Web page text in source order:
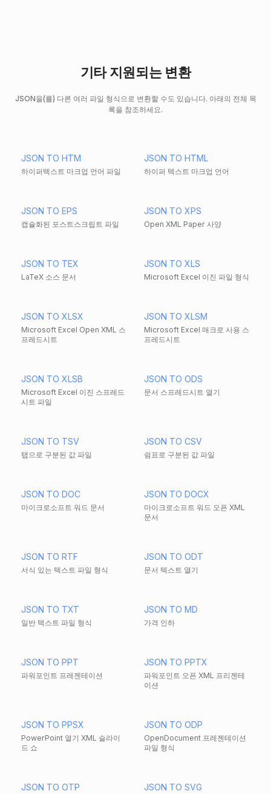
기타 지원되는 변환
JSON을(를) 다른 여러 파일 형식으로 변환할 수도 있습니다. 아래의 전체 목
록을 참조하세요.
JSON TO HTM
하이퍼텍스트 마크업 언어 파일
JSON TO HTML
하이퍼 텍스트 마크업 언어
JSON TO EPS
캡슐화된 포스트스크립트 파일
JSON TO XPS
Open XML Paper 사양
JSON TO TEX
LaTeX 소스 문서
JSON TO XLS
Microsoft Excel 이진 파일 형식
JSON TO XLSX
Microsoft Excel Open XML 스
프레드시트
JSON TO XLSM
Microsoft Excel 매크로 사용 스
프레드시트
JSON TO XLSB
Microsoft Excel 이진 스프레드
시트 파일
JSON TO ODS
문서 스프레드시트 열기
JSON TO TSV
탭으로 구분된 값 파일
JSON TO CSV
쉼표로 구분된 값 파일
JSON TO DOC
마이크로소프트 워드 문서
JSON TO DOCX
마이크로소프트 워드 오픈 XML
문서
JSON TO RTF
서식 있는 텍스트 파일 형식
JSON TO ODT
문서 텍스트 열기
JSON TO TXT
일반 텍스트 파일 형식
JSON TO MD
가격 인하
JSON TO PPT
파워포인트 프레젠테이션
JSON TO PPTX
파워포인트 오픈 XML 프리젠테
이션
JSON TO PPSX
PowerPoint 열기 XML 슬라이
드 쇼
JSON TO ODP
OpenDocument 프레젠테이션
파일 형식
JSON TO OTP JSON TO SVG